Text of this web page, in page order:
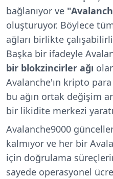
bağlanıyor ve
oluşturuyor. Böylece
ağları birlikte
Başka bir ifadeyle
bir blokzincirler ağı
Avalanche'ın kripto
bu ağın ortak değişim
bir likidite merkezi
Avalanche9000
kalmıyor ve her bir
için doğrulama
sayede operasyonel